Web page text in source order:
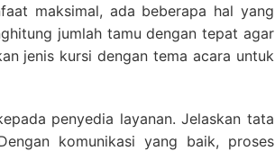
maksimal, ada beberapa hal yang
jumlah tamu dengan tepat agar
jenis kursi dengan tema acara untuk
penyedia layanan. Jelaskan tata
komunikasi yang baik, proses